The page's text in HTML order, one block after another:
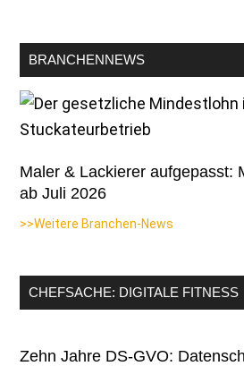
BRANCHENNEWS
Maler & Lackierer aufgepasst:
ab Juli 2026
>>Weitere Branchen-News
CHEFSACHE: DIGITALE FITNESS
Zehn Jahre DS-GVO: